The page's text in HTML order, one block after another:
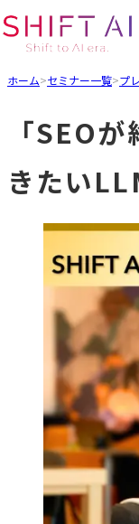
ホーム>セミナー一覧>プ
「SEO
きたい